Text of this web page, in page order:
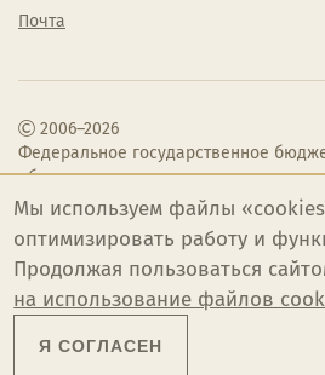
Почта
2006–2026
Федеральное государственное
образовательное учреждение
образования «Челябинский
институт культуры»
Мы используем файлы
оптимизировать работу и
Продолжая пользоваться
на использование файлов
Я СОГЛАСЕН